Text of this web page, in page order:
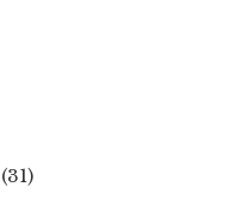
(31)